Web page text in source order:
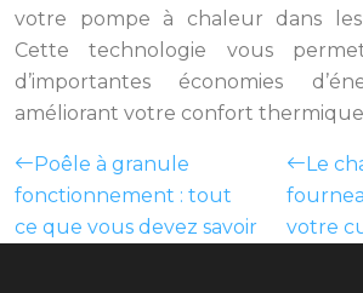
votre pompe à chaleur dans les
Cette technologie vous
d’importantes économies
améliorant votre confort
Poêle à granule
fonctionnement : tout
ce que vous devez savoir
Le
votre